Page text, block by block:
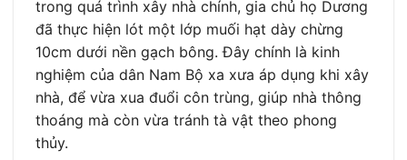
trong quá trình xây nhà chính, gia chủ họ Dương
đã thực hiện lót một lớp muối hạt dày chừng
10cm dưới nền gạch bông. Đây chính là kinh
nghiệm của dân Nam Bộ xa xưa áp dụng khi xây
nhà, để vừa xua đuổi côn trùng, giúp nhà thông
thoáng mà còn vừa tránh tà vật theo phong
thủy.